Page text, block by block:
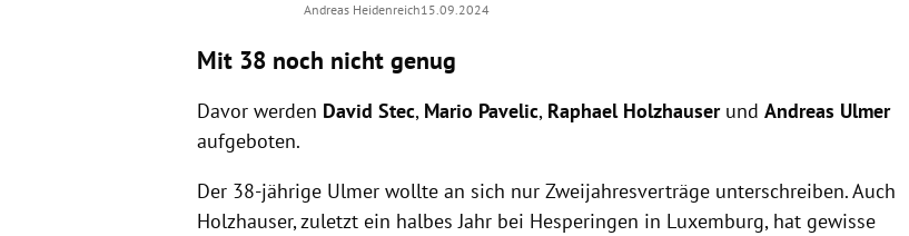
Andreas Heidenreich15.09.2024
Mit 38 noch nicht genug
Davor werden David Stec, Mario Pavelic, Raphael Holzhauserund Andreas Ulmer
aufgeboten.
Der 38-jährige Ulmer wollte an sich nur Zweijahresverträge unterschreiben. Auch
Holzhauser, zuletzt ein halbes Jahr bei Hesperingen in Luxemburg, hat gewisse